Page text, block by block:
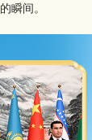
瞬间。